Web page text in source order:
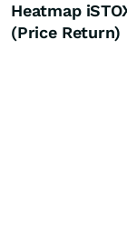
Heatmap
(Price Return)